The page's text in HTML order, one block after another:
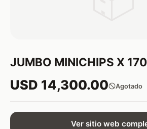
JUMBO MINICHIPS X
USD 14,300.00 Agotado
Ver sitio web